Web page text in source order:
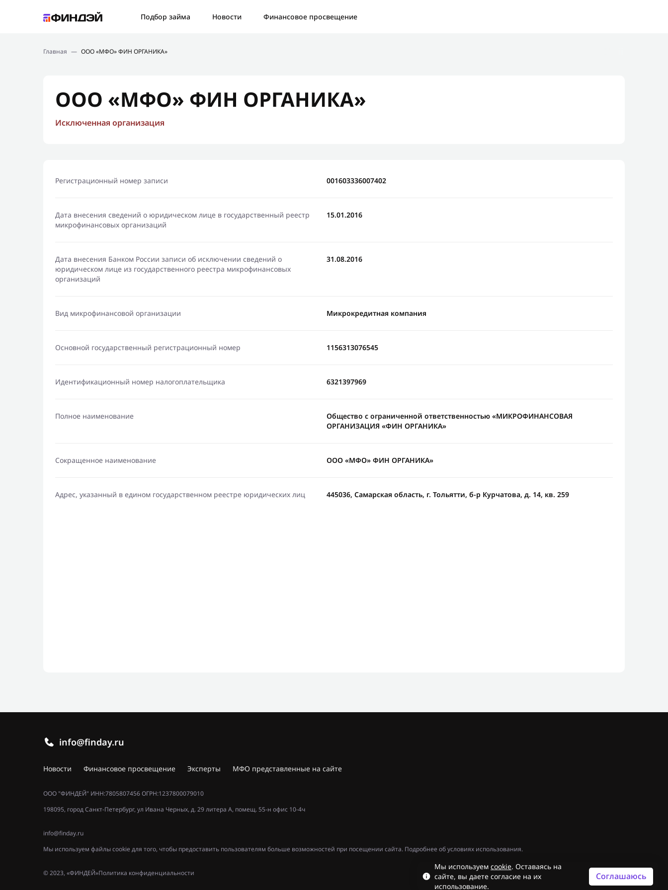
Подбор займа Новости
Финансовое просвещение
Новости
Главная — ООО «МФО» ФИН ОРГАНИКА»
ООО «МФО» ФИН ОРГАНИКА»
Исключенная организация
Регистрационный номер записи 001603336007402
Дата внесения сведений о юридическом лице в государственный реестр
микрофинансовых организаций
15.01.2016
Дата внесения Банком России записи об исключении сведений о
юридическом лице из государственного реестра микрофинансовых
организаций
31.08.2016
Вид микрофинансовой организации Микрокредитная компания
Основной государственный регистрационный номер 1156313076545
Идентификационный номер налогоплательщика 6321397969
Полное наименование
Общество с ограниченной ответственностью «МИКРОФИНАНСОВАЯ
ОРГАНИЗАЦИЯ «ФИН ОРГАНИКА»
Сокращенное наименование ООО «МФО» ФИН ОРГАНИКА»
Адрес, указанный в едином государственном реестре юридических лиц 445036, Самарская область, г. Тольятти, б-р Курчатова, д. 14, кв. 259
info@finday.ru
Новости Финансовое просвещение Эксперты МФО представленные на сайте
ООО "ФИНДЕЙ" ИНН:7805807456 ОГРН:1237800079010
198095, город Санкт-Петербург, ул Ивана Черных, д. 29 литера А, помещ. 55-н офис 10-4ч
info@finday.ru
Мы используем файлы cookie для того, чтобы предоставить пользователям больше возможностей при посещении сайта. Подробнее об условиях использования.
Политика конфиденциальности
© 2023, «ФИНДЕЙ»
Мы используем cookie. Оставаясь на
сайте, вы даете согласие на их
использование.
Соглашаюсь
Ошибка: Контактная форма не найдена.
Отправить новый запрос